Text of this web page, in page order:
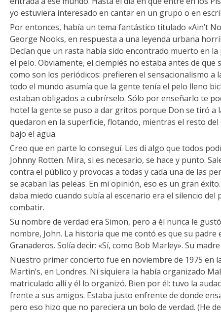
yo estuviera interesado en cantar en un grupo o en
Por entonces, había un tema fantástico titulado «Ain’t
George Nooks, en respuesta a una leyenda urbana
Decían que un rasta había sido encontrado muerto en la
el pelo. Obviamente, el ciempiés no estaba antes de que
como son los periódicos: prefieren el sensacionalismo a
todo el mundo asumía que la gente tenía el pelo lleno
estaban obligados a cubrírselo. Sólo por enseñarlo te
hotel la gente se puso a dar gritos porque Don se tiró a
quedaron en la superficie, flotando, mientras el resto
bajo el agua.
Creo que en parte lo conseguí. Les di algo que todos
Johnny Rotten. Mira, si es necesario, se hace y punto.
contra el público y provocas a todas y cada una de las
se acaban las peleas. En mi opinión, eso es un gran
daba miedo cuando subía al escenario era el silencio del
combatir.
Su nombre de verdad era Simon, pero a él nunca le
nombre, John. La historia que me contó es que su padre
Granaderos. Solía decir: «Sí, como Bob Marley». Su
Nuestro primer concierto fue en noviembre de 1975 en
Martin’s, en Londres. Ni siquiera la había organizado
matriculado allí y él lo organizó. Bien por él: tuvo la
frente a sus amigos. Estaba justo enfrente de donde
pero eso hizo que no pareciera un bolo de verdad. (He